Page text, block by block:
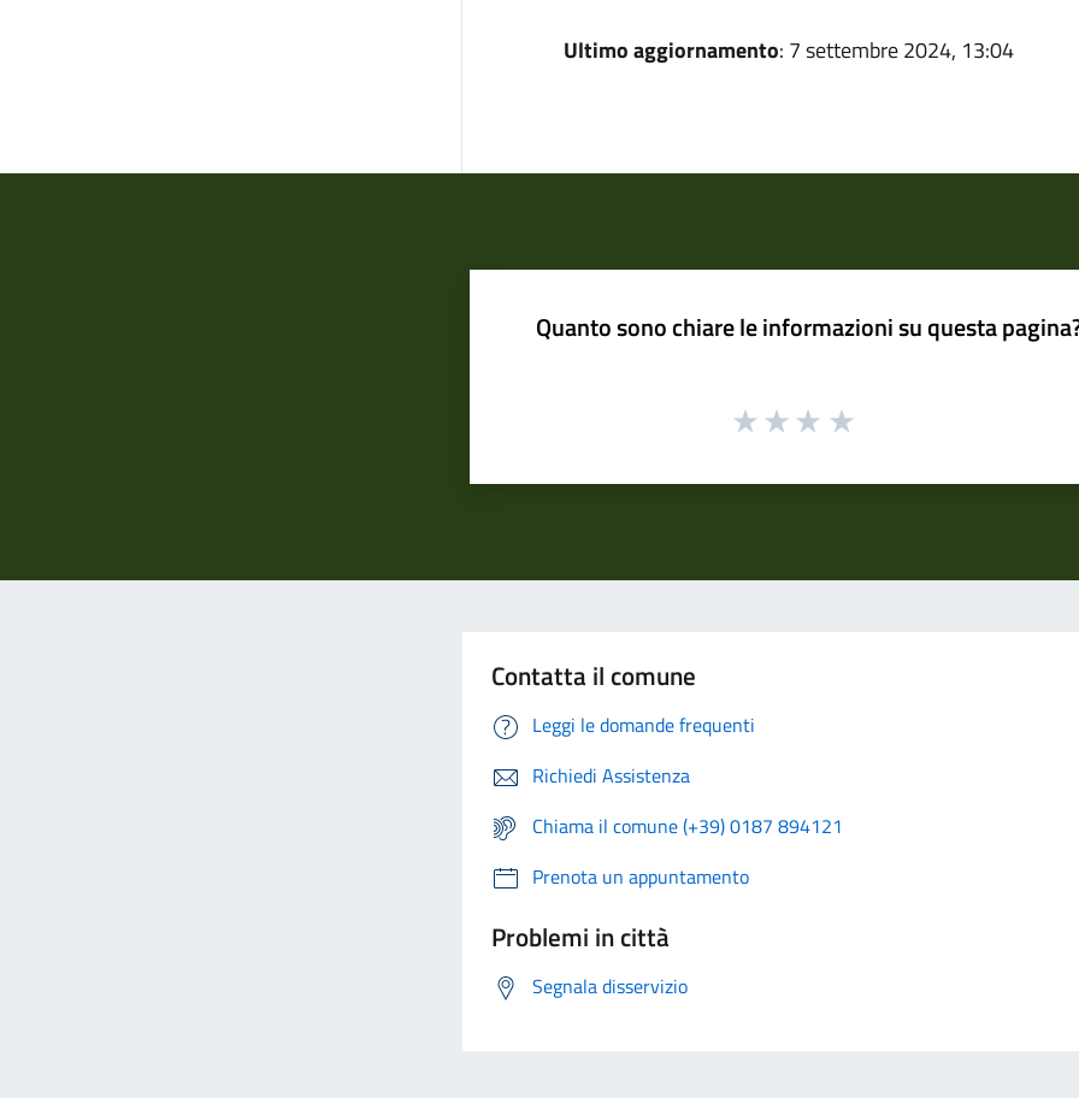
Ultimo aggiornamento: 7 settembre 2024, 13:04
Quanto sono chiare le informazioni su questa
Contatta il comune
Leggi le domande frequenti
Richiedi Assistenza
Chiama il comune (+39) 0187 894121
Prenota un appuntamento
Problemi in città
Segnala disservizio